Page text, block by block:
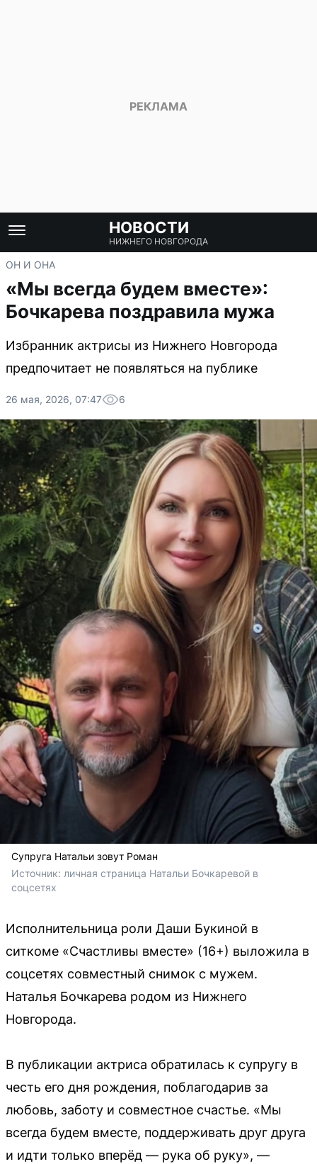
НОВОСТИ
НИЖНЕГО НОВГОРОДА
ОН И ОНА
«Мы всегда будем вместе»:
Бочкарева поздравила мужа
Избранник актрисы из Нижнего Новгорода
предпочитает не появляться на публике
26 мая, 2026, 07:47 6
Супруга Натальи зовут Роман
Источник: личная страница Натальи Бочкаревой в
соцсетях
Исполнительница роли Даши Букиной в
ситкоме «Счастливы вместе» (16+) выложила в
соцсетях совместный снимок с мужем.
Наталья Бочкарева родом из Нижнего
Новгорода.
В публикации актриса обратилась к супругу в
честь его дня рождения, поблагодарив за
любовь, заботу и совместное счастье. «Мы
всегда будем вместе, поддерживать друг друга
и идти только вперёд — рука об руку», —